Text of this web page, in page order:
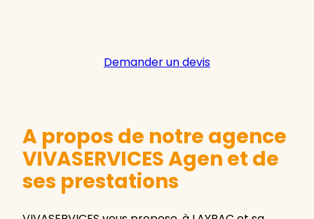
Demander un devis
A propos de notre agence
VIVASERVICES Agen et de
ses prestations